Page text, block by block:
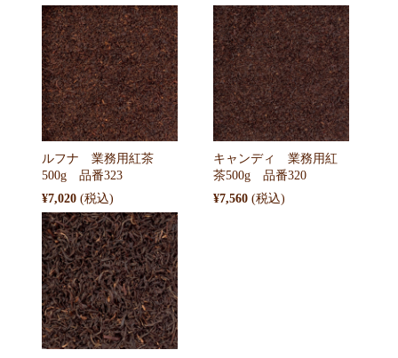
ルフナ 業務用紅茶
500g 品番323
¥7,020
キャンディ 業務用紅
茶500g 品番320
¥7,560